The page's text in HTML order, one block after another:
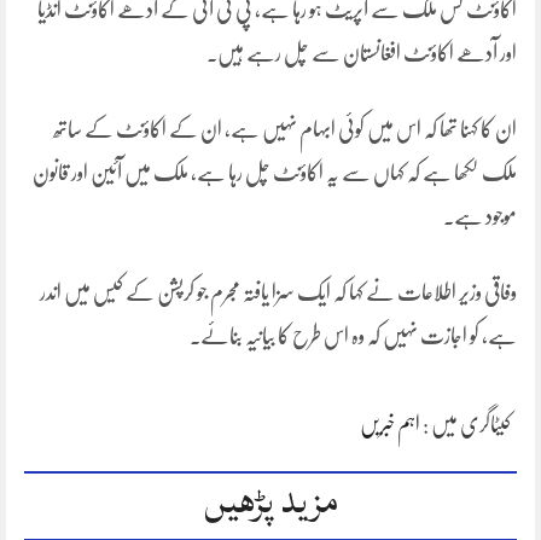
اکاؤنٹ کس ملک سے آپریٹ ہو رہا ہے، پی ٹی آئی کے آدھے اکاؤنٹ انڈیا
اور آدھے اکاؤنٹ افغانستان سے چل رہے ہیں۔
ان کا کہنا تھا کہ اس میں کوئی ابہام نہیں ہے، ان کے اکاؤنٹ کے ساتھ
ملک لکھا ہے کہ کہاں سے یہ اکاؤنٹ چل رہا ہے، ملک میں آئین اور قانون
موجود ہے۔
وفاقی وزیر اطلاعات نے کہا کہ ایک سزا یافتہ مجرم جو کرپشن کے کیس میں اندر
ہے، کو اجازت نہیں کہ وہ اس طرح کا بیانیہ بنائے۔
کیٹاگری میں : اہم خبریں
مزید پڑھیں